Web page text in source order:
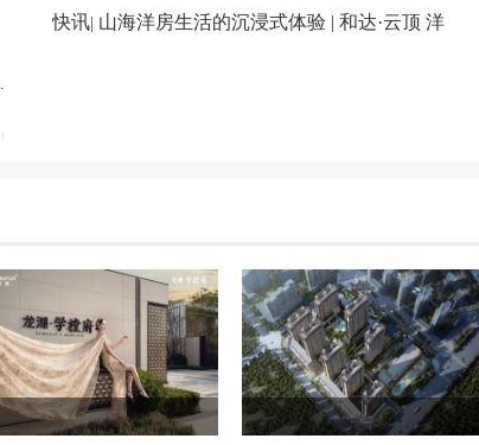
快讯 山海洋房生活的沉浸式体验 | 和达·云顶 洋